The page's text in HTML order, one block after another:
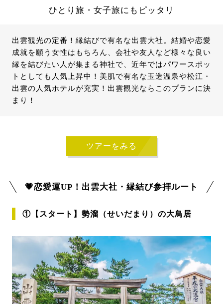
ひとり旅・女子旅にもピッタリ
出雲観光の定番！縁結びで有名な出雲大社。結婚や恋愛
成就を願う女性はもちろん、会社や友人など様々な良い
縁を結びたい人が集まる神社で、近年ではパワースポッ
トとしても人気上昇中！美肌で有名な玉造温泉や松江・
出雲の人気ホテルが充実！出雲観光ならこのプランに決
まり！
ツアーをみる
💗恋愛運UP！出雲大社・縁結び参拝ルート
①【スタート】勢溜（せいだまり）の大鳥居